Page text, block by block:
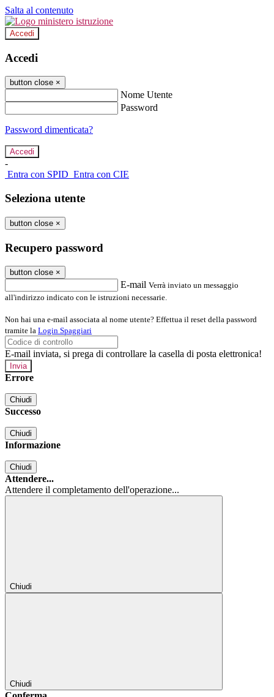
Salta al contenuto
Accedi
Accedi
button close ×
Nome Utente
Password
Password dimenticata?
-
Entra con SPID Entra con CIE
Seleziona utente
button close ×
Recupero password
button close ×
E-mail Verrà inviato un messaggio
all'indirizzo indicato con le istruzioni necessarie.
Non hai una e-mail associata al nome utente? Effettua il reset della password
tramite la Login Spaggiari
E-mail inviata, si prega di controllare la casella di posta elettronica!
Errore
Chiudi
Successo
Chiudi
Informazione
Chiudi
Attendere...
Attendere il completamento dell'operazione...
Chiudi
Chiudi